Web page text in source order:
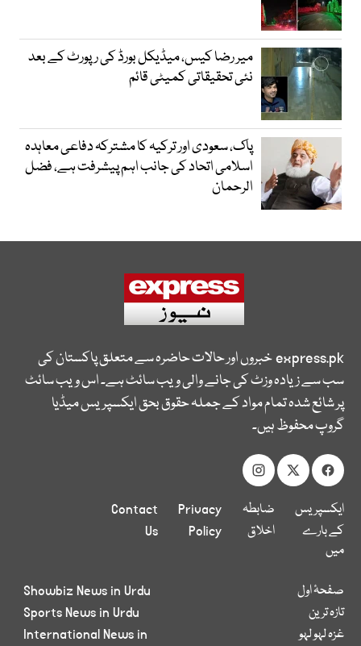
میر رضا کیس، میڈیکل بورڈ کی رپورٹ کے بعد
نئی تحقیقاتی کمیٹی قائم
پاک، سعودی اور ترکیہ کا مشترکہ دفاعی معاہدہ
اسلامی اتحاد کی جانب اہم پیشرفت ہے، فضل
الرحمان
express.pkخبروں اور حالات حاضرہ سے متعلق پاکستان کی
سب سے زیادہ وزٹ کی جانے والی ویب سائٹ ہے۔ اس ویب سائٹ
پر شائع شدہ تمام مواد کے جملہ حقوق بحق ایکسپریس میڈیا
گروپ محفوظ ہیں۔
ایکسپریس
کے بارے
میں
ضابطہ
اخلاق
Privacy
Policy
Contact
Us
صفحۂ اول
تازہ ترین
غزہ لہو لہو
Showbiz News in Urdu
Sports News in Urdu
International News in